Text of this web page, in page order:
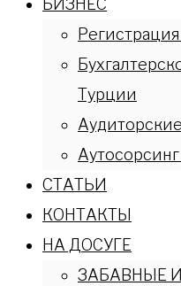
БИЗНЕС
Турции
СТАТЬИ
КОНТАКТЫ
НА ДОСУГЕ
ЗАБАВНЫЕ